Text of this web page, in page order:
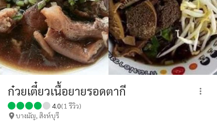
ก๋วยเตี๋ยวเนื้อยายรอดตากี
4.0(1 รีวิว)
บางมัญ, สิงห์บุรี